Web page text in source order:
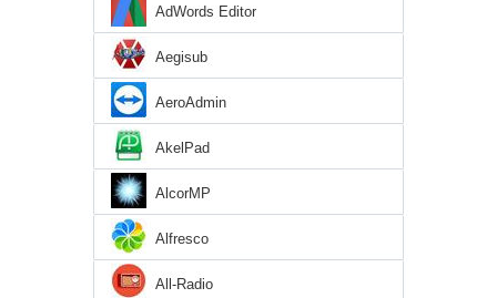
AdWords Editor
Aegisub
AeroAdmin
AkelPad
AlcorMP
Alfresco
All-Radio